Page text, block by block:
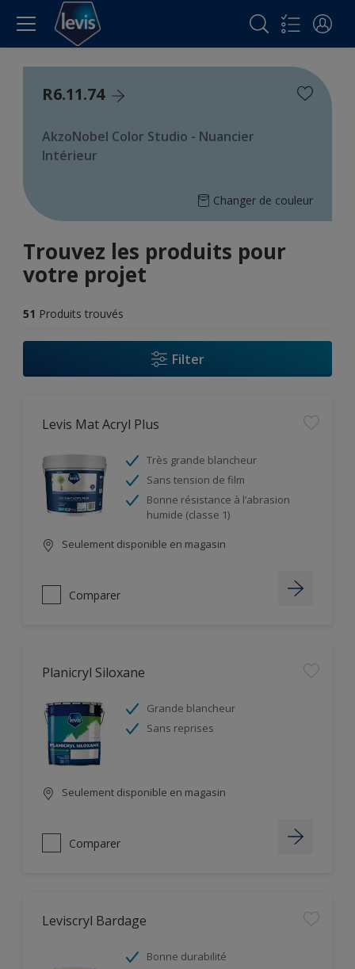
R6.11.74
AkzoNobel Color Studio - Nuancier
Intérieur
Changer de couleur
Trouvez les produits pour
votre projet
51 Produits trouvés
Filter
Levis Mat Acryl Plus
Très grande blancheur
Sans tension de film
Bonne résistance à l’abrasion
humide (classe 1)
Seulement disponible en magasin
Comparer
Planicryl Siloxane
Grande blancheur
Sans reprises
Seulement disponible en magasin
Comparer
Leviscryl Bardage
Bonne durabilité